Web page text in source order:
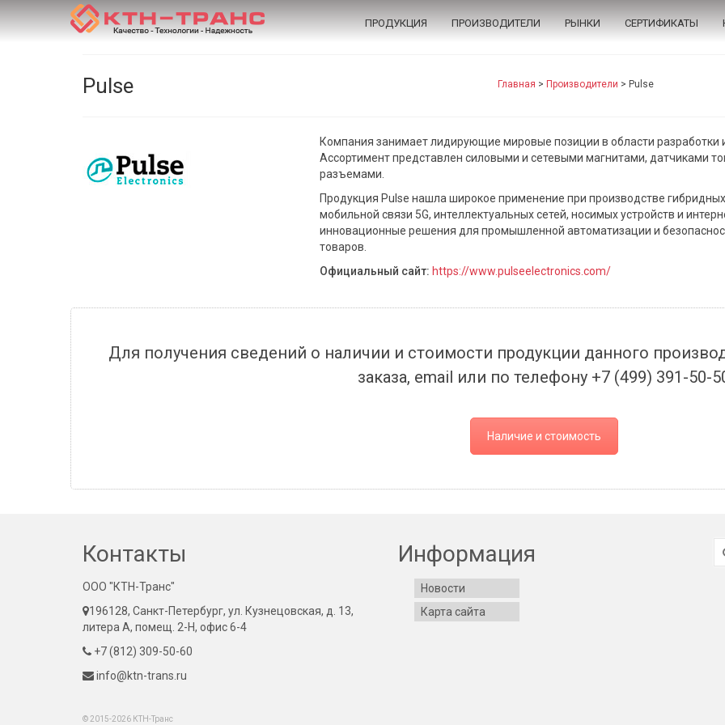
ПРОДУКЦИЯ ПРОИЗВОДИТЕЛИ РЫНКИ СЕРТИФИКАТЫ
Pulse Главная > Производители > Pulse
Компания занимает лидирующие мировые позиции в области разработки
Ассортимент представлен силовыми и сетевыми магнитами, датчиками
разъемами.
Продукция Pulse нашла широкое применение при производстве
мобильной связи 5G, интеллектуальных сетей, носимых устройств и
инновационные решения для промышленной автоматизации и
товаров.
Официальный сайт: https://www.pulseelectronics.com/
Для получения сведений о наличии и стоимости продукции данного
заказа, email или по телефону +7 (499) 391-50-
Наличие и стоимость
Контакты
ООО "КТН-Транс"
196128, Санкт-Петербург, ул. Кузнецовская, д. 13,
литера А, помещ. 2-Н, офис 6-4
+7 (812) 309-50-60
info@ktn-trans.ru
Информация
Новости
Карта сайта
© 2015-2026 КТН-Транс